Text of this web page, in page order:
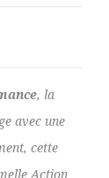
, la
avec une
cette
Action